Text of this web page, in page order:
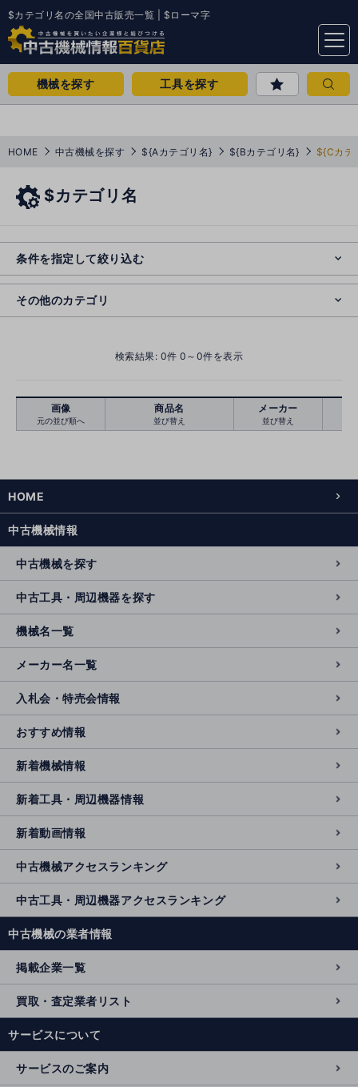
$カテゴリ名の全国中古販売一覧 | $ローマ字
menu
機械を探す 工具を探す
HOME 中古機械を探す ${Aカテゴリ名} ${Bカテゴリ名} ${Cカテ
$カテゴリ名
条件を指定して絞り込む
絞り込む クリア
その他のカテゴリ
o
s
e
検索結果: 0件 0～0件を表示
画像
元の並び順へ
商品名
並び替え
メーカー
並び替え
HOME
中古機械情報
中古機械を探す
中古工具・周辺機器を探す
機械名一覧
メーカー名一覧
入札会・特売会情報
おすすめ情報
新着機械情報
新着工具・周辺機器情報
新着動画情報
中古機械アクセスランキング
中古工具・周辺機器アクセスランキング
中古機械の業者情報
掲載企業一覧
買取・査定業者リスト
サービスについて
サービスのご案内